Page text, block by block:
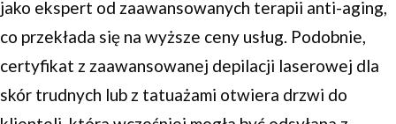
jako ekspert od zaawansowanych terapii anti-aging,
co przekłada się na wyższe ceny usług. Podobnie,
certyfikat z zaawansowanej depilacji laserowej dla
skór trudnych lub z tatuażami otwiera drzwi do